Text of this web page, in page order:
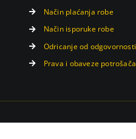
Način plaćanja robe
Način isporuke robe
Odricanje od odgovornosti
Prava i obaveze potrošača